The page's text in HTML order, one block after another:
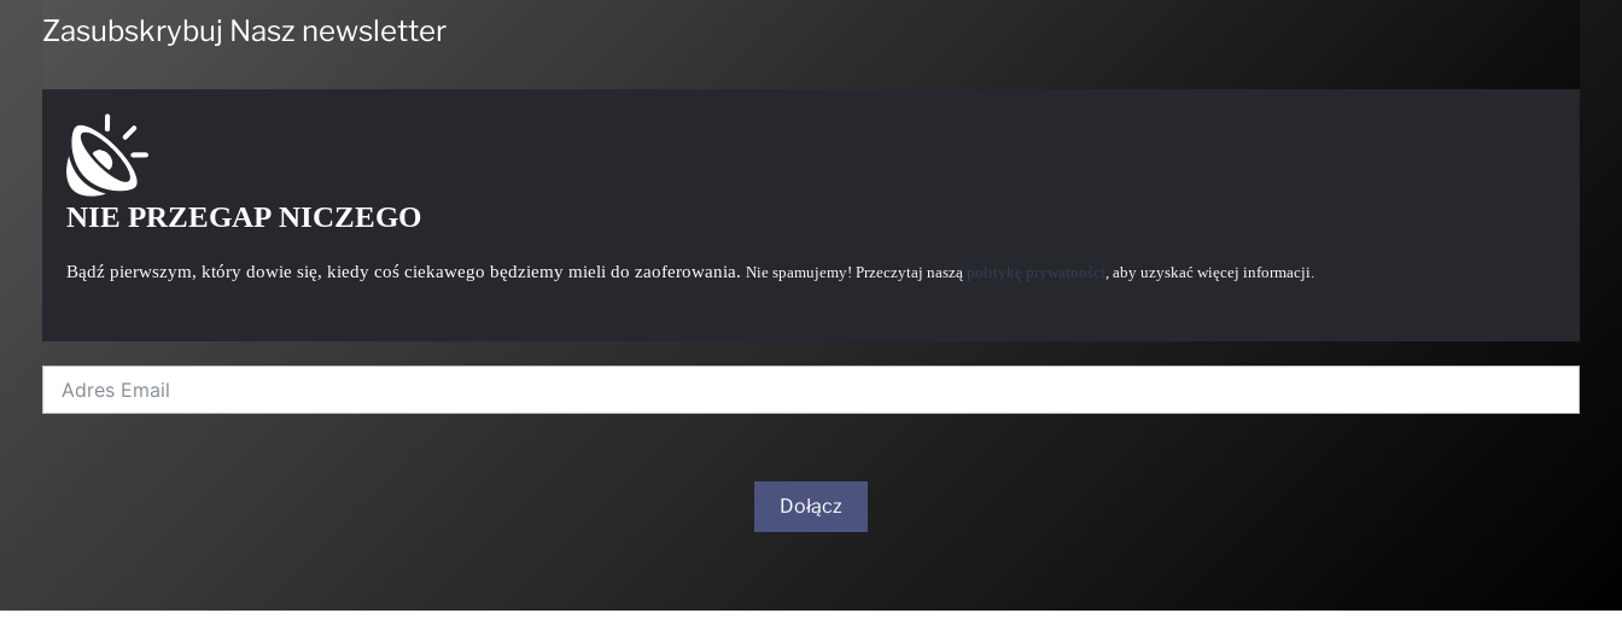
Zasubskrybuj Nasz newsletter
NIE PRZEGAP NICZEGO
Bądź pierwszym, który dowie się, kiedy coś ciekawego będziemy mieli do zaoferowania. Nie spamujemy! Przeczytaj naszą politykę prywatności, aby uzyskać więcej informacji.
Dołącz
l